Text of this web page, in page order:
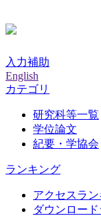
入力補助
English
カテゴリ
研究科等一覧
学位論文
紀要・学協会
ランキング
アクセスラ
ダウンロー